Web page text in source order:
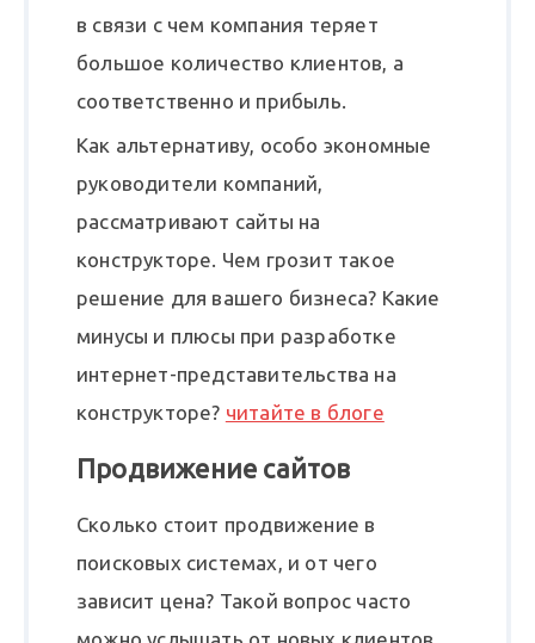
в связи с чем компания теряет
большое количество клиентов, а
соответственно и прибыль.
Как альтернативу, особо экономные
руководители компаний,
рассматривают сайты на
конструкторе. Чем грозит такое
решение для вашего бизнеса? Какие
минусы и плюсы при разработке
интернет-представительства на
конструкторе? читайте в блоге
Продвижение сайтов
Сколько стоит продвижение в
поисковых системах, и от чего
зависит цена? Такой вопрос часто